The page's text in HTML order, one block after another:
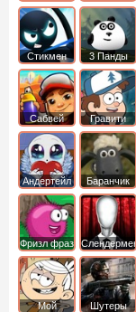
Кальмара
Стикмен 3 Панды
Сабвей
Серф
Гравити
Фолз
Андертейл
Баранчик
Шон
Фризл фраз Слендермен
Мой
Шутеры